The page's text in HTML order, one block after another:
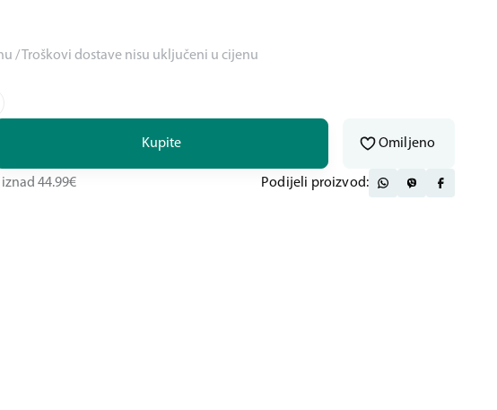
/ Troškovi dostave nisu uključeni u cijenu
Kupite Omiljeno
44.99€ Podijeli proizvod: